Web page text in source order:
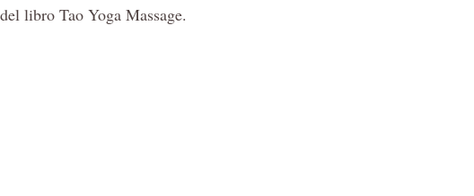
libro Tao Yoga Massage.